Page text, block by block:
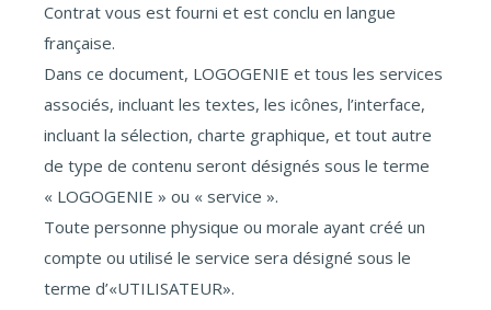
Contrat vous est fourni et est conclu en langue
française.
Dans ce document, LOGOGENIE et tous les services
associés, incluant les textes, les icônes, l’interface,
incluant la sélection, charte graphique, et tout autre
de type de contenu seront désignés sous le terme
« LOGOGENIE » ou « service ».
Toute personne physique ou morale ayant créé un
compte ou utilisé le service sera désigné sous le
terme d’«UTILISATEUR».